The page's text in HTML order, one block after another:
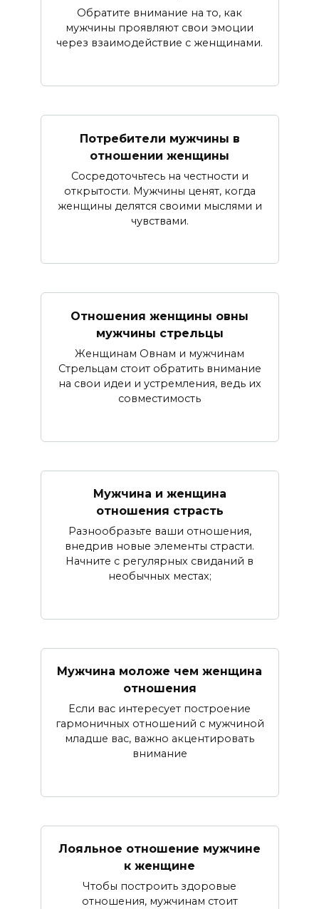
Обратите внимание на то, как
мужчины проявляют свои эмоции
через взаимодействие с женщинами.
Потребители мужчины в
отношении женщины
Сосредоточьтесь на честности и
открытости. Мужчины ценят, когда
женщины делятся своими мыслями и
чувствами.
Отношения женщины овны
мужчины стрельцы
Женщинам Овнам и мужчинам
Стрельцам стоит обратить внимание
на свои идеи и устремления, ведь их
совместимость
Мужчина и женщина
отношения страсть
Разнообразьте ваши отношения,
внедрив новые элементы страсти.
Начните с регулярных свиданий в
необычных местах;
Мужчина моложе чем женщина
отношения
Если вас интересует построение
гармоничных отношений с мужчиной
младше вас, важно акцентировать
внимание
Лояльное отношение мужчине
к женщине
Чтобы построить здоровые
отношения, мужчинам стоит